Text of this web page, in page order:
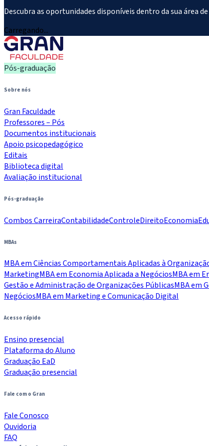
Descubra as oportunidades disponíveis dentro da sua área
Carregando...
Pós-graduação
Sobre nós
Gran Faculdade
Professores – Pós
Documentos institucionais
Apoio psicopedagógico
Editais
Biblioteca digital
Avaliação institucional
Pós-graduação
Combos CarreiraContabilidadeControleDireitoEconomia
MBAs
MBA em Ciências Comportamentais Aplicadas à
MarketingMBA em Economia Aplicada a NegóciosMBA em
Gestão e Administração de Organizações PúblicasMBA em
NegóciosMBA em Marketing e Comunicação Digital
Acesso rápido
Ensino presencial
Plataforma do Aluno
Graduação EaD
Graduação presencial
Fale com o Gran
Fale Conosco
Ouvidoria
FAQ